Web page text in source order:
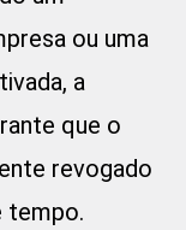
ou uma
a
que o
revogado
tempo.